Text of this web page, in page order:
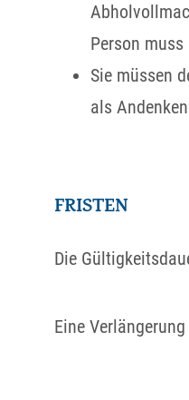
Person
Sie müssen
als
FRISTEN
Die
Eine